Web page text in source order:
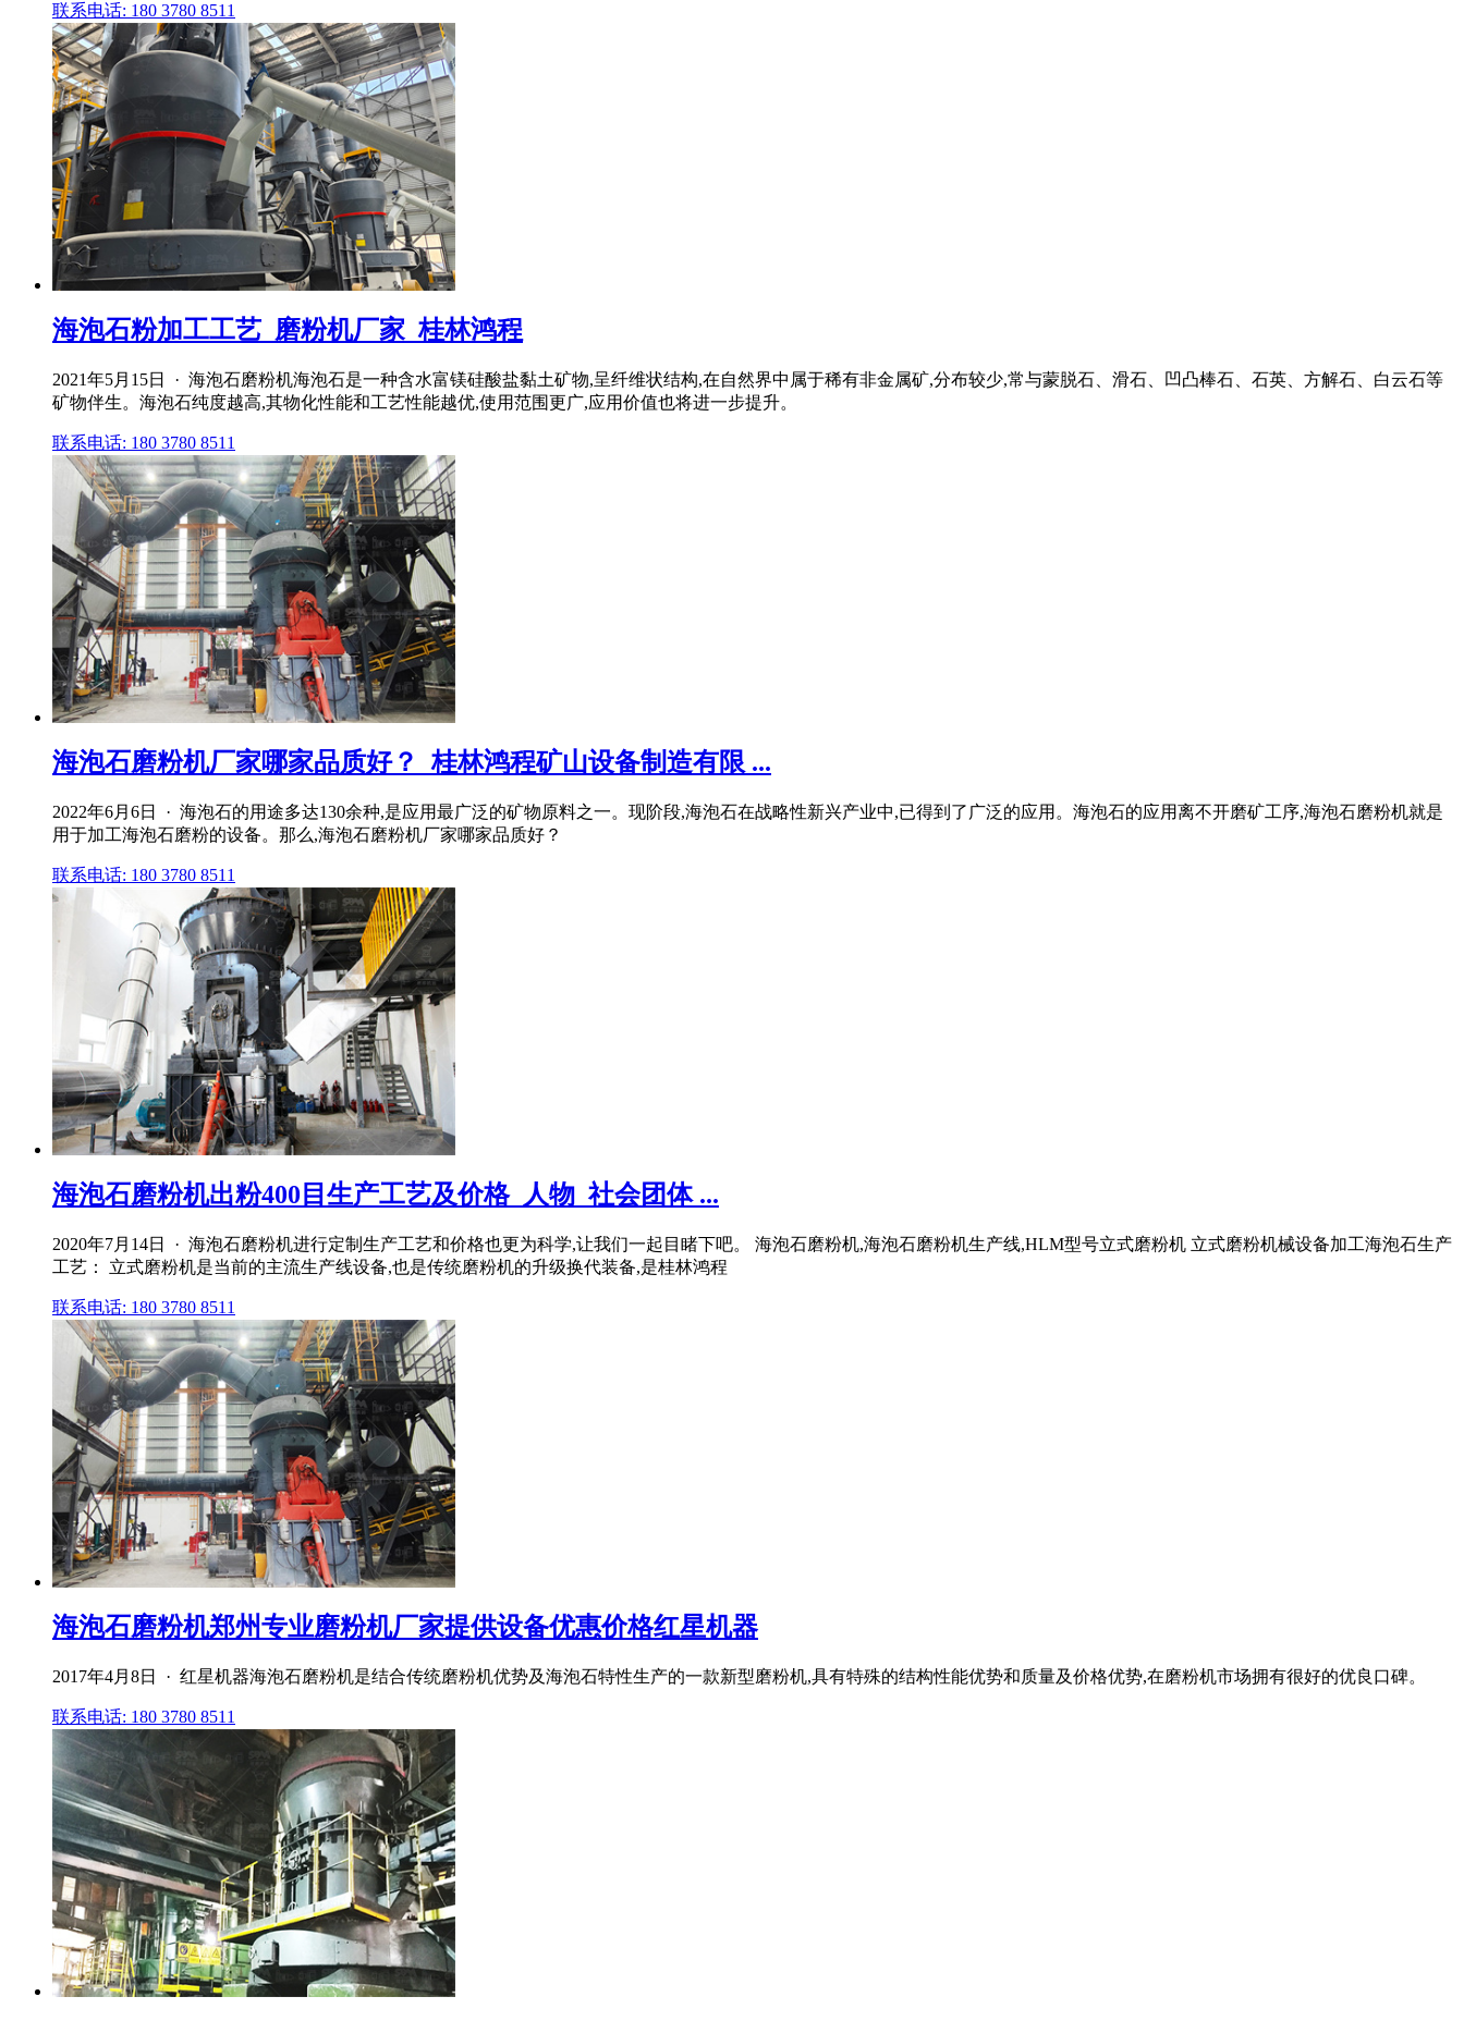
联系电话: 180 3780 8511
海泡石粉加工工艺_磨粉机厂家_桂林鸿程
2021年5月15日 · 海泡石磨粉机海泡石是一种含水富镁硅酸盐黏土矿物,呈纤维状结构,在自然界中属于稀有非金属矿,分布较少,常与蒙脱石、滑石、凹凸棒石、石英、方解石、白云石等
矿物伴生。海泡石纯度越高,其物化性能和工艺性能越优,使用范围更广,应用价值也将进一步提升。
联系电话: 180 3780 8511
海泡石磨粉机厂家哪家品质好？_桂林鸿程矿山设备制造有限 ...
2022年6月6日 · 海泡石的用途多达130余种,是应用最广泛的矿物原料之一。现阶段,海泡石在战略性新兴产业中,已得到了广泛的应用。海泡石的应用离不开磨矿工序,海泡石磨粉机就是
用于加工海泡石磨粉的设备。那么,海泡石磨粉机厂家哪家品质好？
联系电话: 180 3780 8511
海泡石磨粉机出粉400目生产工艺及价格_人物_社会团体 ...
2020年7月14日 · 海泡石磨粉机进行定制生产工艺和价格也更为科学,让我们一起目睹下吧。 海泡石磨粉机,海泡石磨粉机生产线,HLM型号立式磨粉机 立式磨粉机械设备加工海泡石生产
工艺： 立式磨粉机是当前的主流生产线设备,也是传统磨粉机的升级换代装备,是桂林鸿程
联系电话: 180 3780 8511
海泡石磨粉机郑州专业磨粉机厂家提供设备优惠价格红星机器
2017年4月8日 · 红星机器海泡石磨粉机是结合传统磨粉机优势及海泡石特性生产的一款新型磨粉机,具有特殊的结构性能优势和质量及价格优势,在磨粉机市场拥有很好的优良口碑。
联系电话: 180 3780 8511